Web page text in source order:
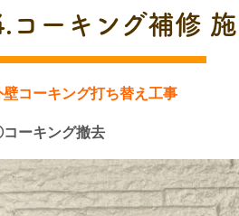
コーキング補修
壁コーキング打ち替え工事
ーキング撤去